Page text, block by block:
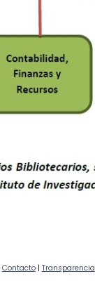
Contacto| Transparencia